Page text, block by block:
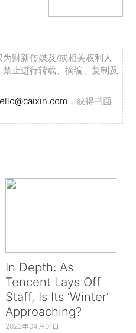
财新传媒及/或相关权利人
止进行转载、摘编、复制及
，获得书面
In Depth: As
Tencent Lays Off
Staff, Is Its ‘Winter’
Approaching?
2022年04月01日